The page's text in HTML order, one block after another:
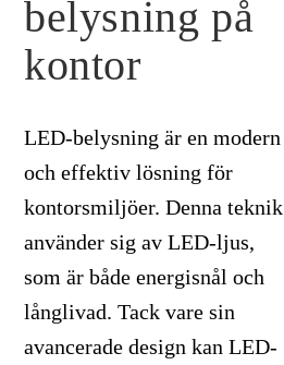
belysning på
kontor
LED-belysning är en modern
och effektiv lösning för
kontorsmiljöer. Denna teknik
använder sig av LED-ljus,
som är både energisnål och
långlivad. Tack vare sin
avancerade design kan LED-